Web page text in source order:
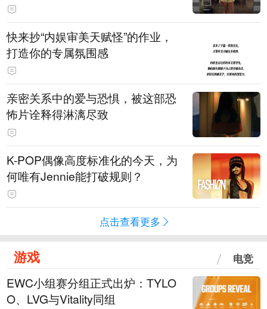
快来抄“内娱审美天赋怪”的作业，
打造你的专属氛围感
亲密关系中的爱与恐惧，被这部恐
怖片诠释得淋漓尽致
K-POP偶像高度标准化的今天，为
何唯有Jennie能打破规则？
点击查看更多
游戏 电竞
EWC小组赛分组正式出炉：TYLO
O、LVG与Vitality同组